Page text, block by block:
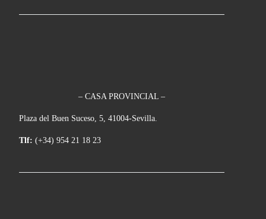
– CASA PROVINCIAL –
Plaza del Buen Suceso, 5, 41004-Sevilla.
Tlf: (+34) 954 21 18 23